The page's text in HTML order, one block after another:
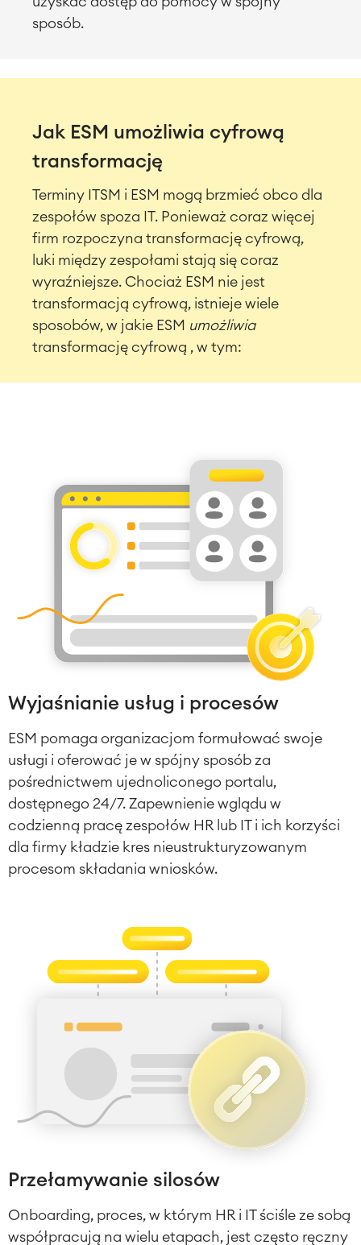
sposób.
Jak ESM umożliwia cyfrową
transformację
Terminy ITSM i ESM mogą brzmieć obco dla
zespołów spoza IT. Ponieważ coraz więcej
firm rozpoczyna transformację cyfrową,
luki między zespołami stają się coraz
wyraźniejsze. Chociaż ESM nie jest
transformacją cyfrową, istnieje wiele
sposobów, w jakie ESM umożliwia
transformację cyfrową , w tym:
Wyjaśnianie usług i procesów
ESM pomaga organizacjom formułować swoje
usługi i oferować je w spójny sposób za
pośrednictwem ujednoliconego portalu,
dostępnego 24/7. Zapewnienie wglądu w
codzienną pracę zespołów HR lub IT i ich korzyści
dla firmy kładzie kres nieustrukturyzowanym
procesom składania wniosków.
Przełamywanie silosów
Onboarding, proces, w którym HR i IT ściśle ze sobą
współpracują na wielu etapach, jest często ręczny